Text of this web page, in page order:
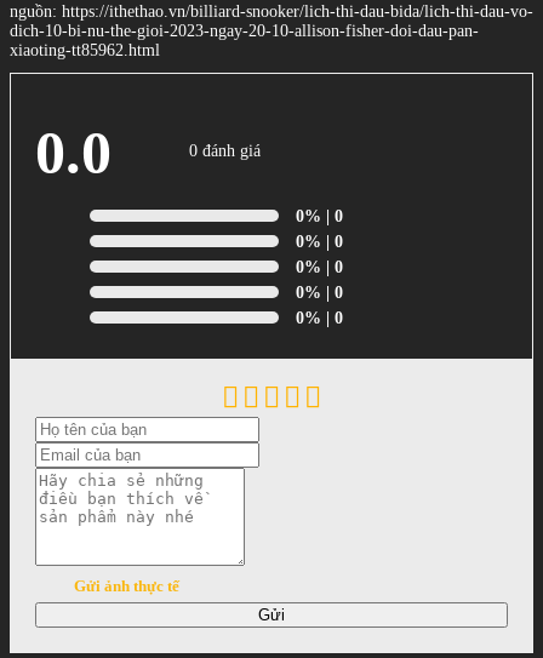
nguồn: https://ithethao.vn/billiard-snooker/lich-thi-dau-bida/lich-thi-dau-vo-
dich-10-bi-nu-the-gioi-2023-ngay-20-10-allison-fisher-doi-dau-pan-
xiaoting-tt85962.html
0.0 0 đánh giá
0% | 0
0% | 0
0% | 0
0% | 0
0% | 0
Gửi ảnh thực tế
Gửi